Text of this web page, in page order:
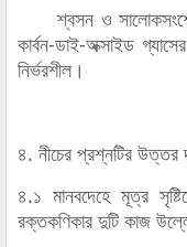
শ্বসন ও
কার্বন-ডাই-অক্সাইড
নির্ভরশীল।
৪. নীচের প্রশ্নটির উত্তর
৪.১ মানবদেহে মূত্র
রক্তকণিকার দুটি কাজ